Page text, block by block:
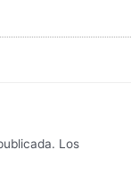
Los